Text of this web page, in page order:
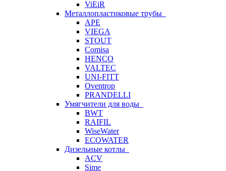
ViEiR
Металлопластиковые трубы
APE
VIEGA
STOUT
Comisa
HENCO
VALTEC
UNI-FITT
Oventrop
PRANDELLI
Умягчители для воды
BWT
RAIFIL
WiseWater
ECOWATER
Дизельные котлы
ACV
Sime